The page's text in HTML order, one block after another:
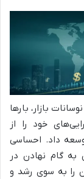
بازار، بارها
خود را از
داد. احساسی
به گام نهادن در
را به سوی رشد و